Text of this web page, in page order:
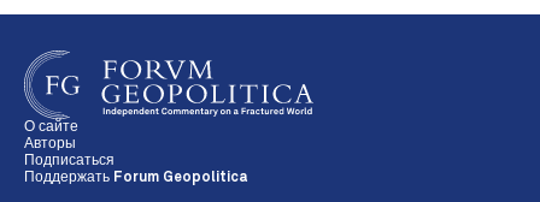
О сайте
Авторы
Подписаться
Поддержать Forum Geopolitica